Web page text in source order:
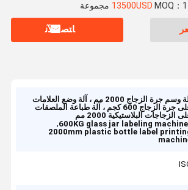
MOQ：1 مجموعة
ﺎﺘﺼﻟ ﺍﻶﻧ
آلة وسم جرة الزجاج 2000 مم ، آلة وضع العلامات
على جرة الزجاج 600 كجم ، آلة طباعة الملصقات
الزجاجات البلاستيكية 2000 مم
600KG glass jar labeling machine
,
2000mm plastic bottle label